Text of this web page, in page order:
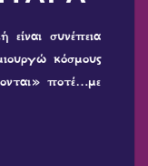
συνέπεια
κόσμους
ποτέ…με